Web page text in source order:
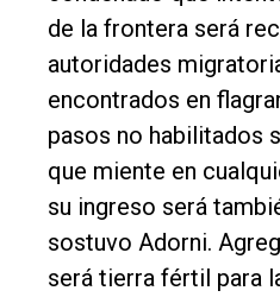
de la frontera será
autoridades
encontrados en
pasos no habilitados
que miente en
su ingreso será
sostuvo Adorni.
será tierra fértil para